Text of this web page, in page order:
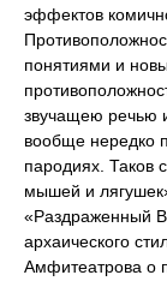
эффектов
понятиями и
звучащею речью
вообще нередко
пародиях. Таков
мышей и
«Раздраженный
архаического
Амфитеатрова о